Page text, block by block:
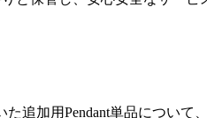
追加用Pendant単品について